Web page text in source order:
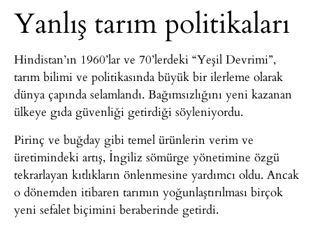
Yanlış tarım politikaları
Hindistan’ın 1960’lar ve 70’lerdeki “Yeşil Devrimi”,
tarım bilimi ve politikasında büyük bir ilerleme olarak
dünya çapında selamlandı. Bağımsızlığını yeni kazanan
ülkeye gıda güvenliği getirdiği söyleniyordu.
Pirinç ve buğday gibi temel ürünlerin verim ve
üretimindeki artış, İngiliz sömürge yönetimine özgü
tekrarlayan kıtlıkların önlenmesine yardımcı oldu. Ancak
o dönemden itibaren tarımın yoğunlaştırılması birçok
yeni sefalet biçimini beraberinde getirdi.